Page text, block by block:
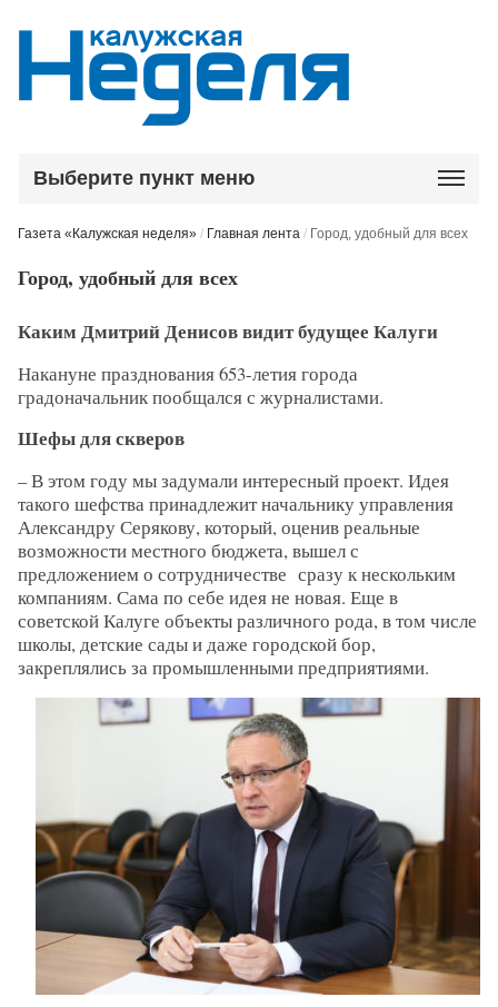
Выберите пункт меню
Газета «Калужская неделя» / Главная лента / Город, удобный для всех
Город, удобный для всех
Каким Дмитрий Денисов видит будущее Калуги
Накануне празднования 653-летия города
градоначальник пообщался с журналистами.
Шефы для скверов
– В этом году мы задумали интересный проект. Идея
такого шефства принадлежит начальнику управления
Александру Серякову, который, оценив реальные
возможности местного бюджета, вышел с
предложением о сотрудничестве сразу к нескольким
компаниям. Сама по себе идея не новая. Еще в
советской Калуге объекты различного рода, в том числе
школы, детские сады и даже городской бор,
закреплялись за промышленными предприятиями.